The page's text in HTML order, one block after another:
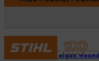
Maak je eigen